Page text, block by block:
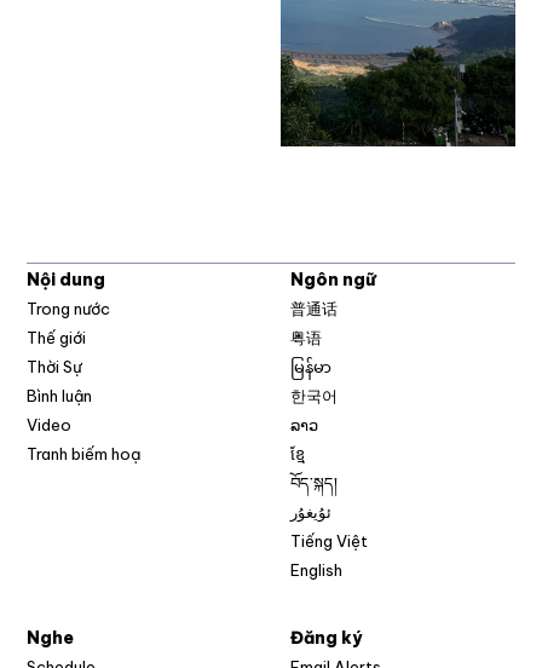
Nội dung
Trong nước
Thế giới
Thời Sự
Bình luận
Video
Tranh biếm hoạ
Ngôn ngữ
普通话
粤语
မြန်မာ
한국어
ລາວ
ខ្មែ
བོད་སྐད།
ئۇيغۇر
Tiếng Việt
English
Nghe Đăng ký